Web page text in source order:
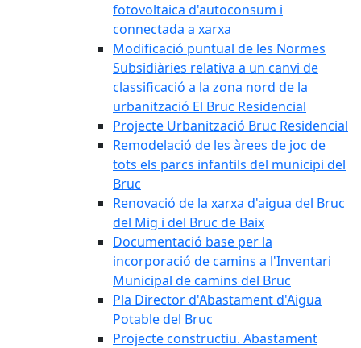
fotovoltaica d'autoconsum i
connectada a xarxa
Modificació puntual de les Normes
Subsidiàries relativa a un canvi de
classificació a la zona nord de la
urbanització El Bruc Residencial
Projecte Urbanització Bruc Residencial
Remodelació de les àrees de joc de
tots els parcs infantils del municipi del
Bruc
Renovació de la xarxa d'aigua del Bruc
del Mig i del Bruc de Baix
Documentació base per la
incorporació de camins a l'Inventari
Municipal de camins del Bruc
Pla Director d'Abastament d'Aigua
Potable del Bruc
Projecte constructiu. Abastament